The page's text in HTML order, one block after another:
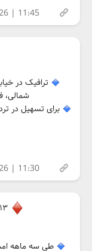
| 11:45
ترافیک در
شمالی،
برای تسهیل در
| 11:30